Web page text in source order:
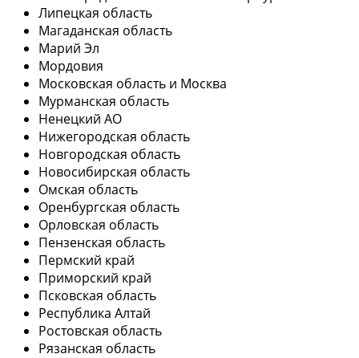
Липецкая область
Магаданская область
Марий Эл
Мордовия
Московская область и Москва
Мурманская область
Ненецкий АО
Нижегородская область
Новгородская область
Новосибирская область
Омская область
Оренбургская область
Орловская область
Пензенская область
Пермский край
Приморский край
Псковская область
Республика Алтай
Ростовская область
Рязанская область